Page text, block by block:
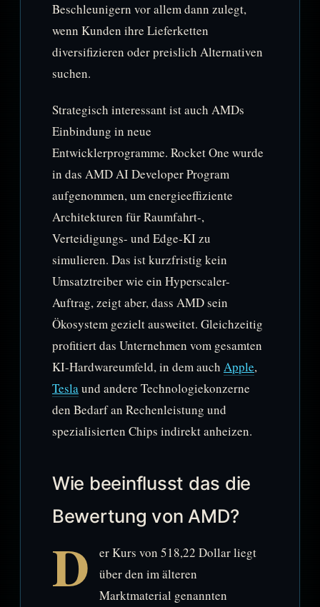
Beschleunigern vor allem dann zulegt,
wenn Kunden ihre Lieferketten
diversifizieren oder preislich Alternativen
suchen.
Strategisch interessant ist auch AMDs
Einbindung in neue
Entwicklerprogramme. Rocket One wurde
in das AMD AI Developer Program
aufgenommen, um energieeffiziente
Architekturen für Raumfahrt-,
Verteidigungs- und Edge-KI zu
simulieren. Das ist kurzfristig kein
Umsatztreiber wie ein Hyperscaler-
Auftrag, zeigt aber, dass AMD sein
Ökosystem gezielt ausweitet. Gleichzeitig
profitiert das Unternehmen vom gesamten
KI-Hardwareumfeld, in dem auch Apple,
Teslaund andere Technologiekonzerne
den Bedarf an Rechenleistung und
spezialisierten Chips indirekt anheizen.
Wie beeinflusst das die
Bewertung von AMD?
D
er Kurs von 518,22 Dollar liegt
über den im älteren
Marktmaterial genannten